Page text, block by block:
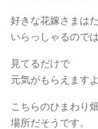
好きな花嫁さまは
いらっしゃるので
見てるだけで
元気がもらえます
こちらのひまわり
場所だそうです。